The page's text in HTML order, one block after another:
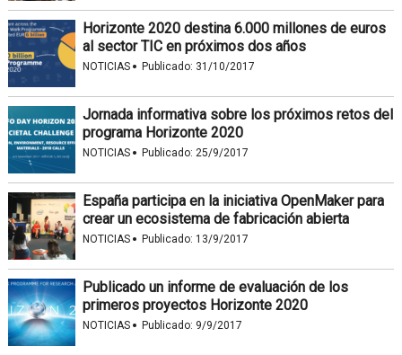
Horizonte 2020 destina 6.000 millones de euros
al sector TIC en próximos dos años
NOTICIAS · Publicado: 31/10/2017
Jornada informativa sobre los próximos retos del
programa Horizonte 2020
NOTICIAS · Publicado: 25/9/2017
España participa en la iniciativa OpenMaker para
crear un ecosistema de fabricación abierta
NOTICIAS · Publicado: 13/9/2017
Publicado un informe de evaluación de los
primeros proyectos Horizonte 2020
NOTICIAS · Publicado: 9/9/2017